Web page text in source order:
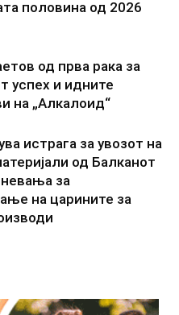
половина од 2026
од прва рака за
успех и идните
на „Алкалоид“
истрага за увозот на
од Балканот
за
на царините за